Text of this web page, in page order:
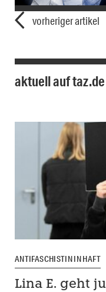
vorheriger artikel
aktuell auf taz.de
ANTIFASCHISTIN IN HAFT
Lina E. geht